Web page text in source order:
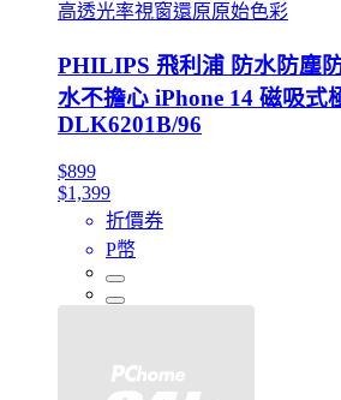
高透光率視窗還原原始色彩
PHILIPS 飛利浦 防水防塵
水不擔心 iPhone 14 磁吸式
DLK6201B/96
$899
$1,399
折價券
P幣